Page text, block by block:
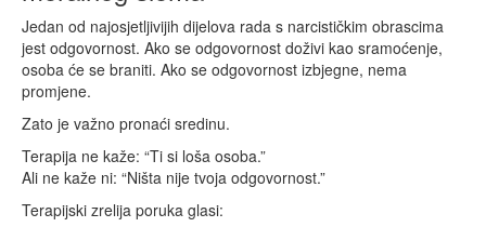
Jedan od najosjetljivijih dijelova rada s narcističkim obrascima
jest odgovornost. Ako se odgovornost doživi kao sramoćenje,
osoba će se braniti. Ako se odgovornost izbjegne, nema
promjene.
Zato je važno pronaći sredinu.
Terapija ne kaže: “Ti si loša osoba.”
Ali ne kaže ni: “Ništa nije tvoja odgovornost.”
Terapijski zrelija poruka glasi: